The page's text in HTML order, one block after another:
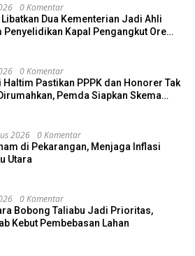
0 Komentar
Dua Kementerian Jadi Ahli
Penyelidikan Kapal Pengangkut Ore
0 Komentar
Haltim Pastikan PPPK dan Honorer Tak
Pemda Siapkan Skema
2026 0 Komentar
di Pekarangan, Menjaga Inflasi
Utara
0 Komentar
Bobong Taliabu Jadi Prioritas,
Kebut Pembebasan Lahan